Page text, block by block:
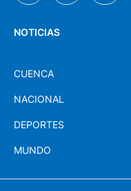
NOTICIAS
CUENCA
NACIONAL
DEPORTES
MUNDO